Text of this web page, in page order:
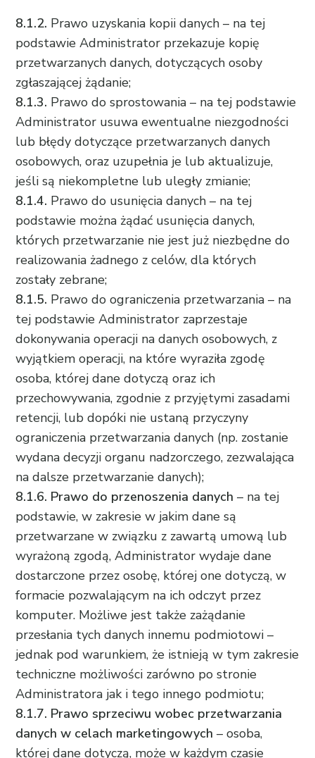
8.1.2. Prawo uzyskania kopii danych – na tej
podstawie Administrator przekazuje kopię
przetwarzanych danych, dotyczących osoby
zgłaszającej żądanie;
8.1.3. Prawo do sprostowania – na tej podstawie
Administrator usuwa ewentualne niezgodności
lub błędy dotyczące przetwarzanych danych
osobowych, oraz uzupełnia je lub aktualizuje,
jeśli są niekompletne lub uległy zmianie;
8.1.4. Prawo do usunięcia danych – na tej
podstawie można żądać usunięcia danych,
których przetwarzanie nie jest już niezbędne do
realizowania żadnego z celów, dla których
zostały zebrane;
8.1.5. Prawo do ograniczenia przetwarzania – na
tej podstawie Administrator zaprzestaje
dokonywania operacji na danych osobowych, z
wyjątkiem operacji, na które wyraziła zgodę
osoba, której dane dotyczą oraz ich
przechowywania, zgodnie z przyjętymi zasadami
retencji, lub dopóki nie ustaną przyczyny
ograniczenia przetwarzania danych (np. zostanie
wydana decyzji organu nadzorczego, zezwalająca
na dalsze przetwarzanie danych);
8.1.6. Prawo do przenoszenia danych – na tej
podstawie, w zakresie w jakim dane są
przetwarzane w związku z zawartą umową lub
wyrażoną zgodą, Administrator wydaje dane
dostarczone przez osobę, której one dotyczą, w
formacie pozwalającym na ich odczyt przez
komputer. Możliwe jest także zażądanie
przesłania tych danych innemu podmiotowi –
jednak pod warunkiem, że istnieją w tym zakresie
techniczne możliwości zarówno po stronie
Administratora jak i tego innego podmiotu;
8.1.7. Prawo sprzeciwu wobec przetwarzania
danych w celach marketingowych – osoba,
której dane dotyczą, może w każdym czasie